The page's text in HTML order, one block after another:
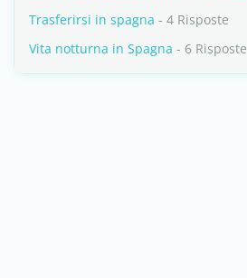
Trasferirsi in spagna - 4 Risposte
Vita notturna in Spagna - 6 Risposte